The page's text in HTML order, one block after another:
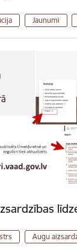
Jaunumi
Augu